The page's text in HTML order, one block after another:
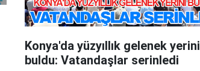
Konya'da yüzyıllık gelenek yerini
buldu: Vatandaşlar serinledi